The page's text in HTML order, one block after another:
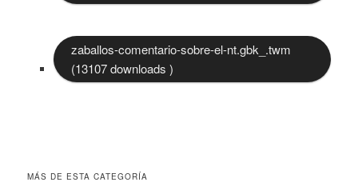
zaballos-comentario-sobre-el-nt.gbk_.twm
(13107 downloads )
MÁS DE ESTA CATEGORÍA